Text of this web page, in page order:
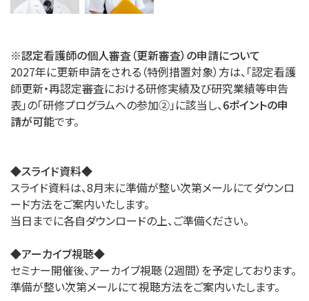
※認定看護師の個人審査（更新審査）の申請について
2027年に更新申請をされる（特例措置対象）方は、「認定看護
師更新・再認定審査における研修実績及び研究業績等申告
表」の「研修プログラムへの参加②」に該当し、6ポイントの申
請が可能です。
◆スライド資料◆
スライド資料は、8月末に準備が整い次第メールにてダウンロ
ード方法をご案内いたします。
当日までに各自ダウンロードの上、ご準備ください。
◆アーカイブ視聴◆
セミナー開催後、アーカイブ視聴（2週間）を予定しております。
準備が整い次第メールにて視聴方法をご案内いたします。